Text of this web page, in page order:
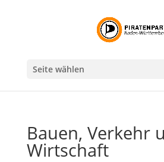
Seite wählen
Bauen, Verkehr
Wirtschaft